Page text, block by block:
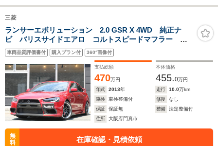
三菱
ランサーエボリューション 2.0 GSR X 4WD 純正ナ
ビ バリスサイドエアロ コルトスピードマフラー オ
ーリンズ車高調 WORK18インチAW ブレンボキャリパ
ー D席レカロフルバケ
車両品質評価書付 購入プラン付 360°画像付
支払総額
470万円
本体価格
455.0万円
年式
2013年 走行 10.0万km
車検
車検整備付 修復
なし
保証
保証無 整備
法定整備付
住所
大阪府門真市
無
料
在庫確認・見積依頼